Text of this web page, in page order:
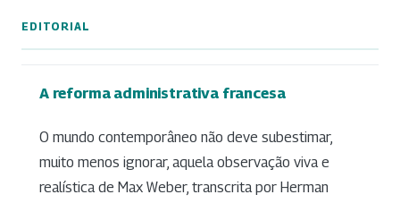
EDITORIAL
A reforma administrativa francesa
O mundo contemporâneo não deve subestimar,
muito menos ignorar, aquela observação viva e
realística de Max Weber, transcrita por Herman